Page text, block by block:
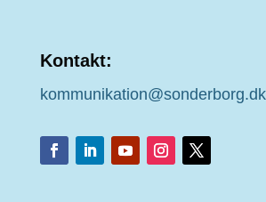
Kontakt:
kommunikation@sonderborg.dk